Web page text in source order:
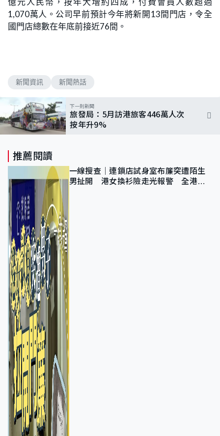
1,070萬人。公司早前預計今年將新開13間門店，令全
國門店總數在年底前接近76間。
新聞資訊 新聞熱話
下一則新聞
旅發局：5月訪港旅客446萬人次
按年升9%
推薦閱讀
一線搜查｜連鎖店試身室布簾突遭陌生
男扯開 港女換衫險走光報警 全港分